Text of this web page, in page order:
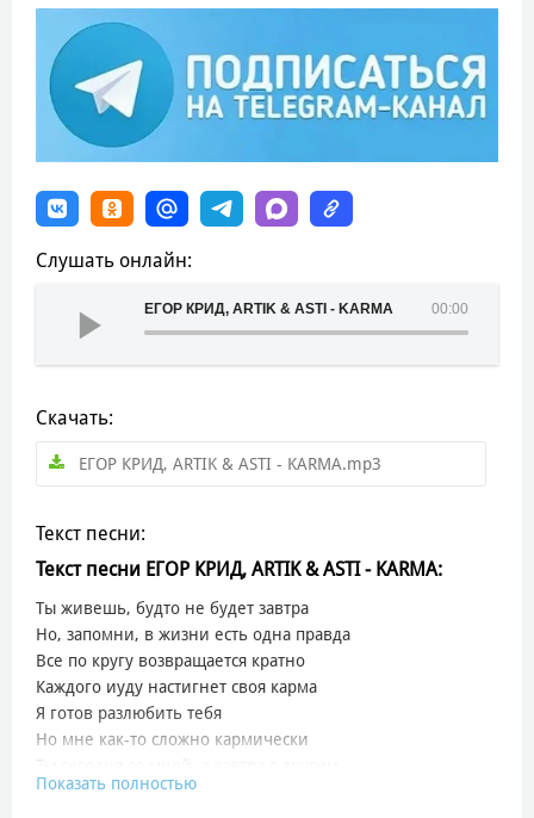
Слушать онлайн:
00:00
ЕГОР КРИД, ARTIK & ASTI - KARMA
Скачать:
ЕГОР КРИД, ARTIK & ASTI - KARMA.mp3
Текст песни:
Текст песни ЕГОР КРИД, ARTIK & ASTI - KARMA:
Ты живешь, будто не будет завтра
Но, запомни, в жизни есть одна правда
Все по кругу возвращается кратно
Каждого иуду настигнет своя карма
Я готов разлюбить тебя
Но мне как-то сложно кармически
У тебя раздвоение личности
Показать полностью